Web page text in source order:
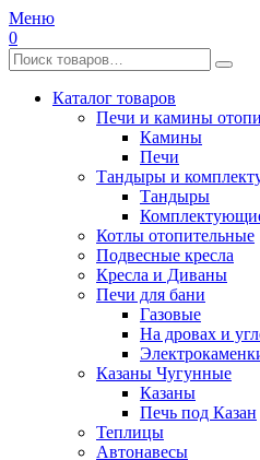
Меню
0
Каталог товаров
Печи и камины
Камины
Печи
Тандыры и
Тандыры
Котлы отопительные
Подвесные кресла
Кресла и Диваны
Печи для бани
Газовые
На дровах и
Казаны Чугунные
Казаны
Печь под Казан
Теплицы
Автонавесы